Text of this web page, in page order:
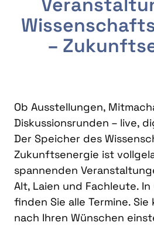
–
Ob Ausstellungen,
Diskussionsrunden – live,
Der Speicher des
Zukunftsenergie ist
spannenden
Alt, Laien und Fachleute.
finden Sie alle Termine.
nach Ihren Wünschen